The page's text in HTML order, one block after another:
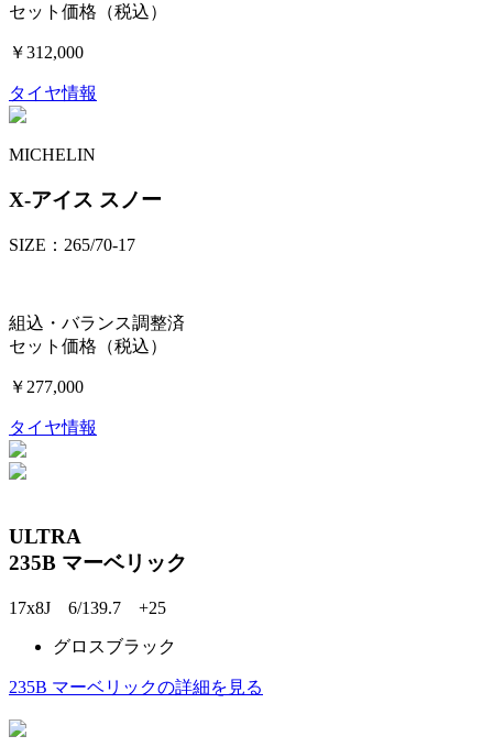
セット価格（税込）
￥312,000
タイヤ情報
MICHELIN
X-アイス スノー
SIZE：265/70-17
組込・バランス調整済
セット価格（税込）
￥277,000
タイヤ情報
ULTRA
235B マーベリック
17x8J 6/139.7 +25
グロスブラック
235B マーベリックの詳細を見る